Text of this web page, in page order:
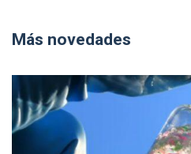
Más novedades